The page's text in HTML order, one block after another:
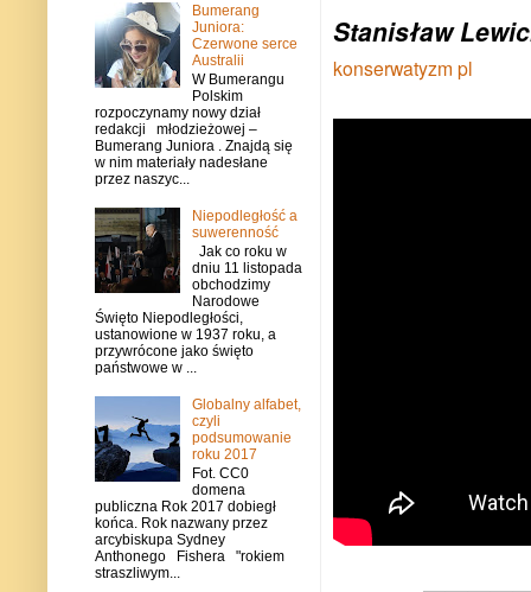
Stanisław
konserwatyzm pl
Bumerang
Juniora:
Czerwone serce
Australii
W Bumerangu
Polskim
rozpoczynamy nowy dział
redakcji młodzieżowej –
Bumerang Juniora . Znajdą się
w nim materiały nadesłane
przez naszyc...
Niepodległość a
suwerenność
Jak co roku w
dniu 11 listopada
obchodzimy
Narodowe
Święto Niepodległości,
ustanowione w 1937 roku, a
przywrócone jako święto
państwowe w ...
Globalny alfabet,
czyli
podsumowanie
roku 2017
Fot. CC0
domena
publiczna Rok 2017 dobiegł
końca. Rok nazwany przez
arcybiskupa Sydney
Anthonego Fishera "rokiem
straszliwym...